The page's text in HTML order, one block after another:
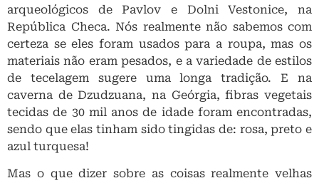
arqueológicos de Pavlov e Dolni Vestonice, na
República Checa. Nós realmente não sabemos com
certeza se eles foram usados ​​para a roupa, mas os
materiais não eram pesados, e a variedade de estilos
de tecelagem sugere uma longa tradição. E na
caverna de Dzudzuana, na Geórgia, fibras vegetais
tecidas de 30 mil anos de idade foram encontradas,
sendo que elas tinham sido tingidas de: rosa, preto e
azul turquesa!
Mas o que dizer sobre as coisas realmente velhas